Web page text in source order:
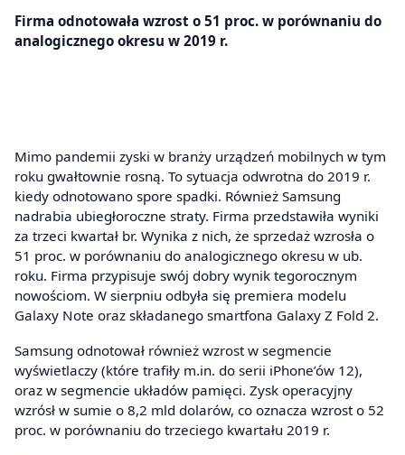
Firma odnotowała wzrost o 51 proc. w porównaniu do
analogicznego okresu w 2019 r.
Mimo pandemii zyski w branży urządzeń mobilnych w tym
roku gwałtownie rosną. To sytuacja odwrotna do 2019 r.
kiedy odnotowano spore spadki. Również Samsung
nadrabia ubiegłoroczne straty. Firma przedstawiła wyniki
za trzeci kwartał br. Wynika z nich, że sprzedaż wzrosła o
51 proc. w porównaniu do analogicznego okresu w ub.
roku. Firma przypisuje swój dobry wynik tegorocznym
nowościom. W sierpniu odbyła się premiera modelu
Galaxy Note oraz składanego smartfona Galaxy Z Fold 2.
Samsung odnotował również wzrost w segmencie
wyświetlaczy (które trafiły m.in. do serii iPhone’ów 12),
oraz w segmencie układów pamięci. Zysk operacyjny
wzrósł w sumie o 8,2 mld dolarów, co oznacza wzrost o 52
proc. w porównaniu do trzeciego kwartału 2019 r.